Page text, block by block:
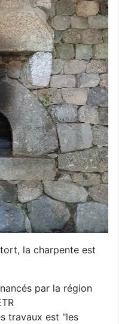
la charpente est
par la région
travaux est "les